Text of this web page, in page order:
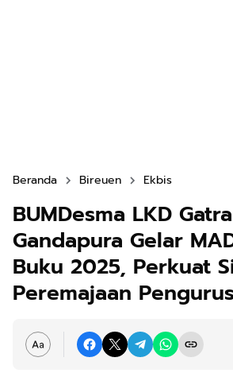
Beranda Bireuen Ekbis
BUMDesma LKD Gatra
Gandapura Gelar
Buku 2025, Perkuat
Peremajaan